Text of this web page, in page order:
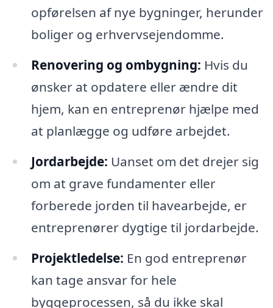
opførelsen af nye bygninger, herunder
boliger og erhvervsejendomme.
Renovering og ombygning: Hvis du
ønsker at opdatere eller ændre dit
hjem, kan en entreprenør hjælpe med
at planlægge og udføre arbejdet.
Jordarbejde: Uanset om det drejer sig
om at grave fundamenter eller
forberede jorden til havearbejde, er
entreprenører dygtige til jordarbejde.
Projektledelse: En god entreprenør
kan tage ansvar for hele
byggeprocessen, så du ikke skal